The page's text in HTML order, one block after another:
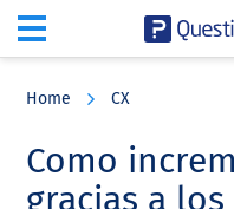
content
sidebar
Home CX
Como
gracias a